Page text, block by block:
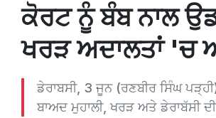
ਕੋਰਟ ਨੂੰ ਬੰਬ ਨਾਲ
ਖਰੜ ਅਦਾਲਤਾਂ 'ਚ
ਡੇਰਾਬਸੀ, 3 ਜੂਨ (ਰਣਬੀਰ ਸਿੰਘ
ਬਾਅਦ ਮੁਹਾਲੀ, ਖਰੜ ਅਤੇ ਡੇਰਾਬੱਸੀ